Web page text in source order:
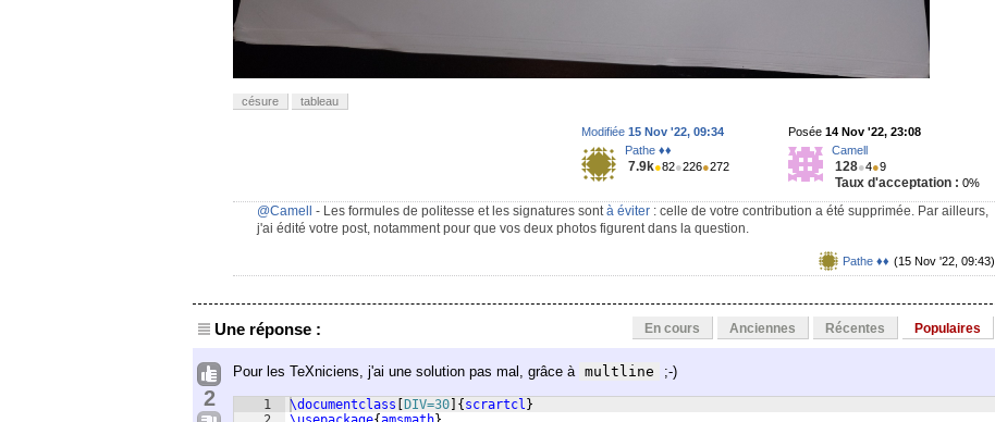
césure tableau
Posée 14 Nov '22, 23:08
Camell
128●4●9
Taux d'acceptation : 0%
Modifiée 15 Nov '22, 09:34
Pathe ♦♦
7.9k●82●226●272
@Camell - Les formules de politesse et les signatures sont à éviter : celle de votre contribution a été supprimée. Par ailleurs,
j'ai édité votre post, notamment pour que vos deux photos figurent dans la question.
(15 Nov '22, 09:43)
Pathe ♦♦
Une réponse : En cours Anciennes Récentes Populaires
2
Pour les TeXniciens, j'ai une solution pas mal, grâce à multline ;-)
1
\documentclass DIV=30 { scrartcl }